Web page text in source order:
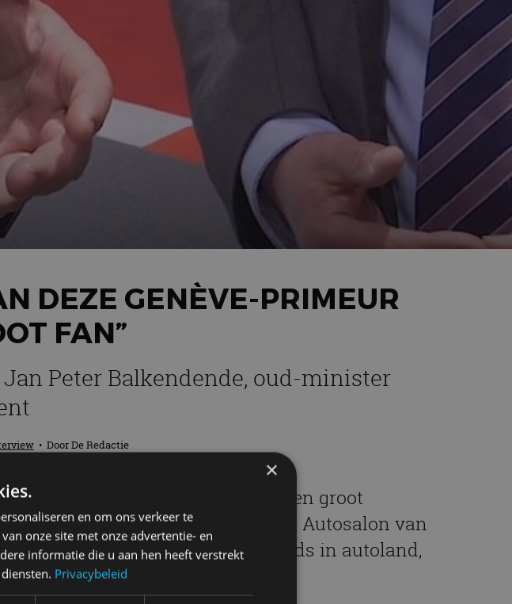
DEZE GENÈVE-PRIMEUR
FAN”
Peter Balkendende, oud-minister
• DoorDe Redactie
van Nederland, maar ook een groot
van Eijck wandelt hij over de Autosalon van
praten verder over trends in autoland,
×
en om ons verkeer te
onze site met onze advertentie- en
informatie die u aan hen heeft verstrekt
Privacybeleid